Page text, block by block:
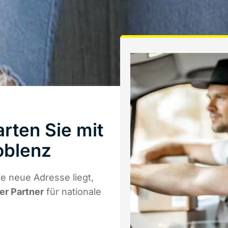
Sie mit
neue Adresse liegt,
Partner für nationale